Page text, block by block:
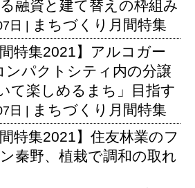
融資と建て替えの枠組み
日 | まちづくり月間特集
特集2021】アルコガー
ンパクトシティ内の分譲
て楽しめるまち」目指す
日 | まちづくり月間特集
特集2021】住友林業のフ
秦野、植栽で調和の取れ